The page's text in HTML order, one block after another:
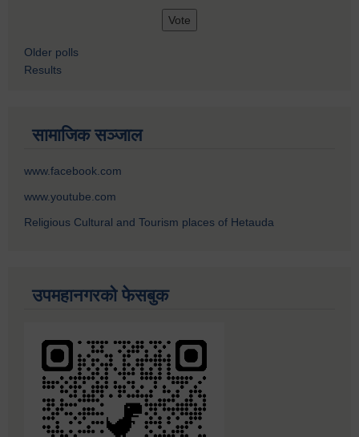
Older polls
Results
सामाजिक सञ्जाल
www.facebook.com
www.youtube.com
Religious Cultural and Tourism places of Hetauda
उपमहानगरको फेसबुक